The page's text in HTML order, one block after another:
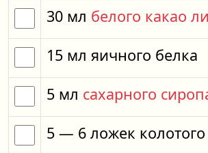
30 мл белого какао
15 мл яичного белка
5 мл сахарного
5 — 6 ложек